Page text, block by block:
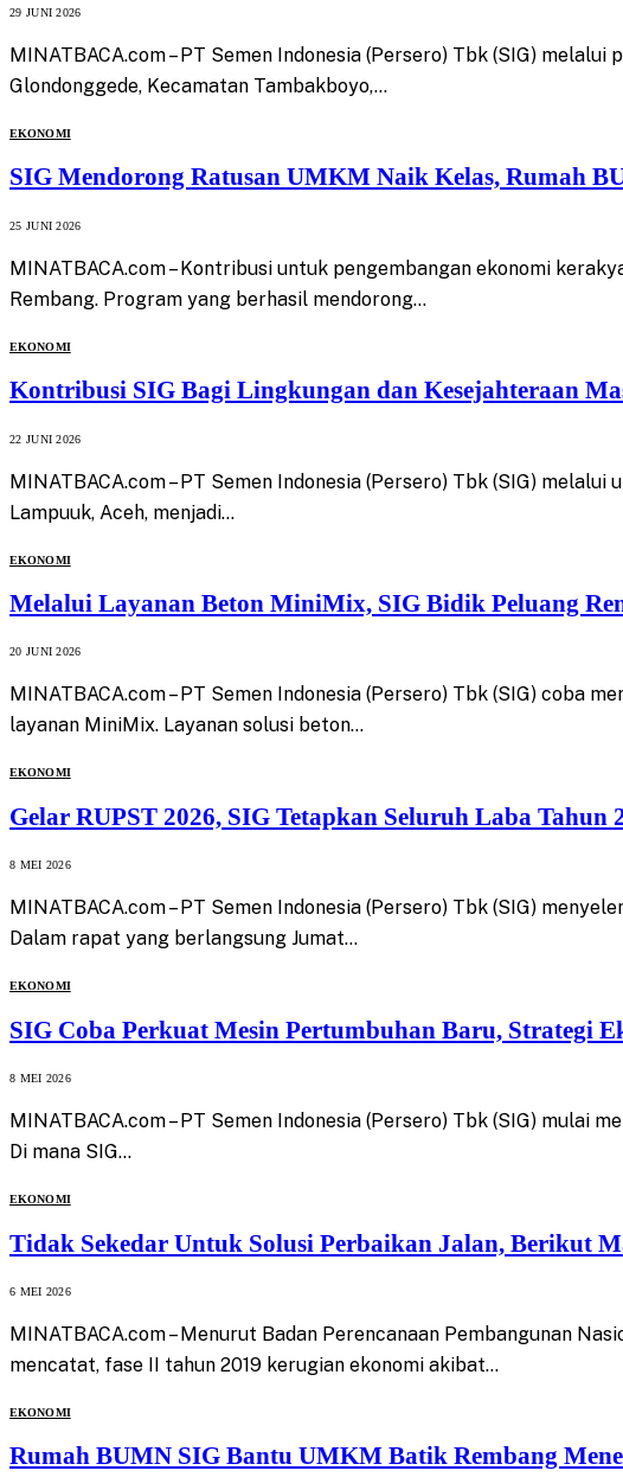
29 JUNI 2026
MINATBACA.com – PT Semen Indonesia (Persero) Tbk (SIG)
Glondonggede, Kecamatan Tambakboyo,…
EKONOMI
SIG Mendorong Ratusan UMKM Naik Kelas, Rumah
25 JUNI 2026
MINATBACA.com – Kontribusi untuk pengembangan ekonomi
Rembang. Program yang berhasil mendorong…
EKONOMI
Kontribusi SIG Bagi Lingkungan dan Kesejahteraan
22 JUNI 2026
MINATBACA.com – PT Semen Indonesia (Persero) Tbk (SIG)
Lampuuk, Aceh, menjadi…
EKONOMI
Melalui Layanan Beton MiniMix, SIG Bidik Peluang
20 JUNI 2026
MINATBACA.com – PT Semen Indonesia (Persero) Tbk (SIG) coba
layanan MiniMix. Layanan solusi beton…
EKONOMI
Gelar RUPST 2026, SIG Tetapkan Seluruh Laba Tahun
8 MEI 2026
MINATBACA.com – PT Semen Indonesia (Persero) Tbk (SIG)
Dalam rapat yang berlangsung Jumat…
EKONOMI
SIG Coba Perkuat Mesin Pertumbuhan Baru, Strategi
8 MEI 2026
MINATBACA.com – PT Semen Indonesia (Persero) Tbk (SIG)
Di mana SIG…
EKONOMI
Tidak Sekedar Untuk Solusi Perbaikan Jalan, Berikut
6 MEI 2026
MINATBACA.com – Menurut Badan Perencanaan Pembangunan
mencatat, fase II tahun 2019 kerugian ekonomi akibat…
EKONOMI
Rumah BUMN SIG Bantu UMKM Batik Rembang